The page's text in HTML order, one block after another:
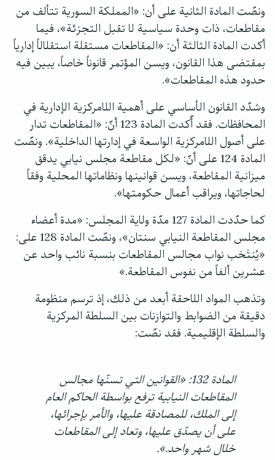
ونصّت المادة الثانية على أن: «المملكة السورية تتألف من
مقاطعات، ذات وحدة سياسية لا تقبل التجزئة»، فيما
أكدت المادة الثالثة أن: «المقاطعات مستقلة استقلالاً إدارياً
بمقتضى هذا القانون، ويسن المؤتمر قانوناً خاصاً، يبين فيه
حدود هذه المقاطعات».
وشدّد القانون الأساسي على أهمية اللامركزية الإدارية في
المحافظات. فقد أّكدت المادة 123 أنّ: «المقاطعات تدار
على أصول اللامركزية الواسعة في إدارتها الداخلية». ونصّت
المادة 124 على أنّ: «لكل مقاطعة مجلس نيابي يدقق
ميزانية المقاطعة، ويسن قوانينها ونظاماتها المحلية وفقاً
لحاجاتها، ويراقب أعمال حكومتها».
كما حدّدت المادة 127 مدّة ولاية المجلس: «مدة أعضاء
مجلس المقاطعة النيابي سنتان»، ونصّت المادة 128 على:
«يُنتَخب نواب مجالس المقاطعات بنسبة نائب واحد عن
عشرين ألفاً من نفوس المقاطعة.»
وتذهب المواد اللاحقة أبعد من ذلك، إذ ترسم منظومة
دقيقة من الضوابط والتوازنات بين السلطة المركزية
والسلطة الإقليمية. فقد نصّت:
المادة 132: «القوانين التي تسنّها مجالس
المقاطعات النيابية ترفع بواسطة الحاكم العام
إلى الملك، للمصادقة عليها، والأمر بإجرائها،
على أن يصدّق عليها، وتعاد إلى المقاطعات
خلال شهر واحد.».